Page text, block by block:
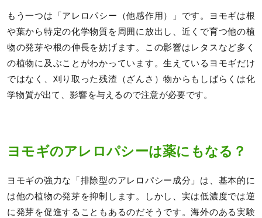
もう一つは「アレロパシー（他感作用）」です。ヨモギは根
や葉から特定の化学物質を周囲に放出し、近くで育つ他の植
物の発芽や根の伸長を妨げます。この影響はレタスなど多く
の植物に及ぶことがわかっています。生えているヨモギだけ
ではなく、刈り取った残渣（ざんさ）物からもしばらくは化
学物質が出て、影響を与えるので注意が必要です。
ヨモギのアレロパシーは薬にもなる？
ヨモギの強力な「排除型のアレロパシー成分」は、基本的に
は他の植物の発芽を抑制します。しかし、実は低濃度では逆
に発芽を促進することもあるのだそうです。海外のある実験